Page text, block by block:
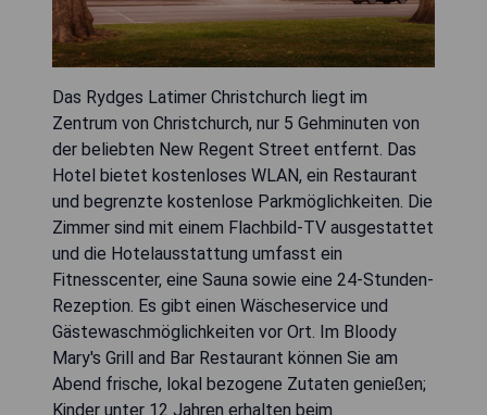
Das Rydges Latimer Christchurch liegt im
Zentrum von Christchurch, nur 5 Gehminuten von
der beliebten New Regent Street entfernt. Das
Hotel bietet kostenloses WLAN, ein Restaurant
und begrenzte kostenlose Parkmöglichkeiten. Die
Zimmer sind mit einem Flachbild-TV ausgestattet
und die Hotelausstattung umfasst ein
Fitnesscenter, eine Sauna sowie eine 24-Stunden-
Rezeption. Es gibt einen Wäscheservice und
Gästewaschmöglichkeiten vor Ort. Im Bloody
Mary's Grill and Bar Restaurant können Sie am
Abend frische, lokal bezogene Zutaten genießen;
Kinder unter 12 Jahren erhalten beim